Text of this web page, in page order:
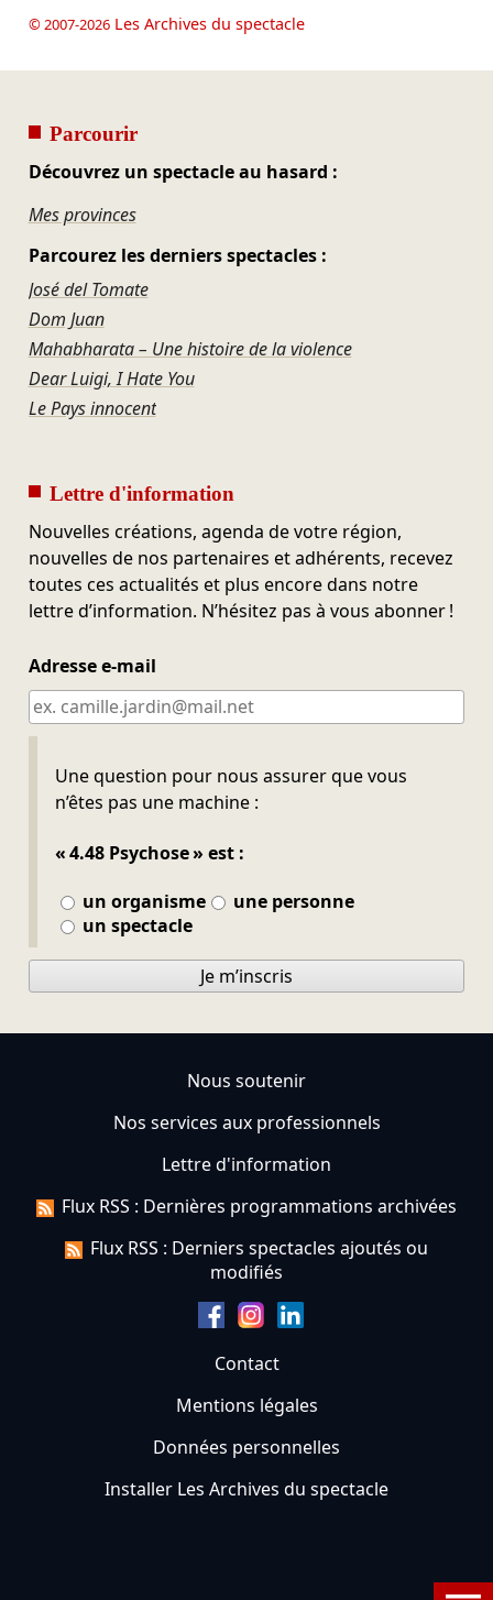
© 2007-2026Les Archives du spectacle
Parcourir
Découvrez un spectacle au hasard :
Mes provinces
Parcourez les derniers spectacles :
José del Tomate
Dom Juan
Mahabharata – Une histoire de la violence
Dear Luigi, I Hate You
Le Pays innocent
Lettre d'information
Nouvelles créations, agenda de votre région,
nouvelles de nos partenaires et adhérents, recevez
toutes ces actualités et plus encore dans notre
lettre d’information. N’hésitez pas à vous abonner !
Adresse e-mail
Une question pour nous assurer que vous
n’êtes pas une machine :
« 4.48 Psychose » est :
un organisme
une personne
un spectacle
Ne pas remplir
Je m’inscris
Nous soutenir
Nos services aux professionnels
Lettre d'information
Flux RSS : Dernières programmations archivées
Flux RSS : Derniers spectacles ajoutés ou
modifiés
Contact
Mentions légales
Données personnelles
Installer Les Archives du spectacle